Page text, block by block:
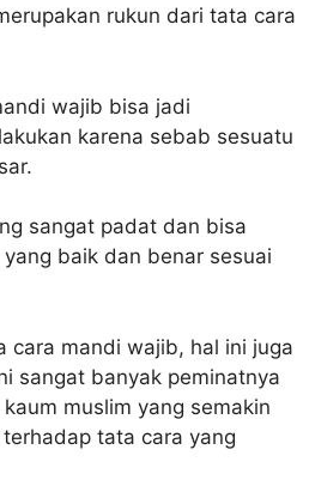
rukun dari tata cara
wajib bisa jadi
karena sebab sesuatu
sangat padat dan bisa
baik dan benar sesuai
cara mandi wajib, hal ini juga
sangat banyak peminatnya
muslim yang semakin
tata cara yang